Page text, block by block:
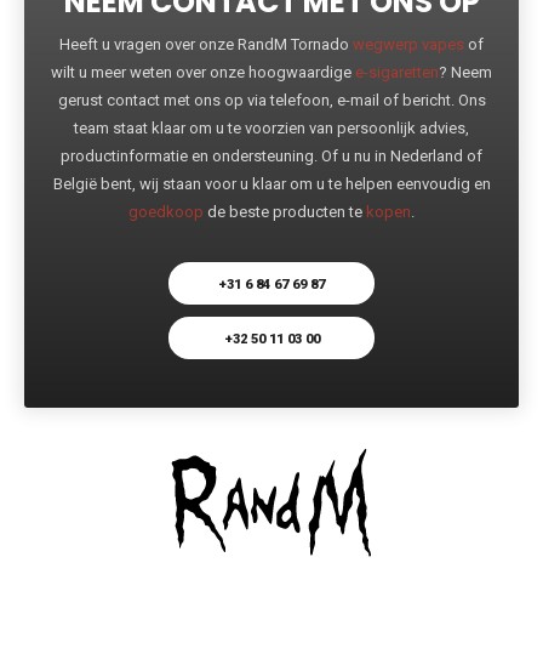
Heeft u vragen over onze RandM Tornado wegwerp vapes of
wilt u meer weten over onze hoogwaardige e-sigaretten? Neem
gerust contact met ons op via telefoon, e-mail of bericht. Ons
team staat klaar om u te voorzien van persoonlijk advies,
productinformatie en ondersteuning. Of u nu in Nederland of
België bent, wij staan voor u klaar om u te helpen eenvoudig en
goedkoop de beste producten te kopen.
+31 6 84 67 69 87
+32 50 11 03 00